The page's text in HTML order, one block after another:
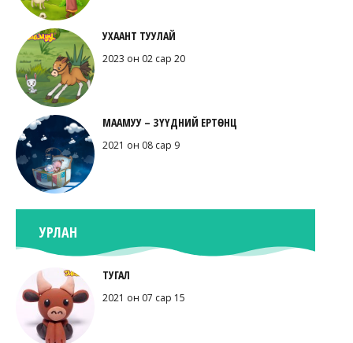
УХААНТ ТУУЛАЙ
2023 он 02 сар 20
МААМУУ – ЗҮҮДНИЙ ЕРТӨНЦ
2021 он 08 сар 9
УРЛАН
ТУГАЛ
2021 он 07 сар 15